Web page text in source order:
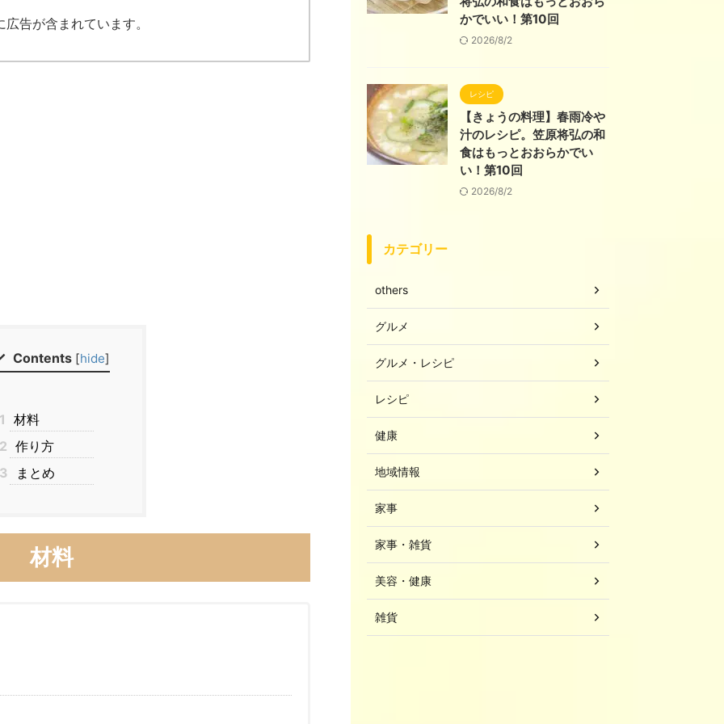
広告が含まれています。
Contents [hide]
1 材料
2 作り方
3
まとめ
材料
かでいい！第10回
2026/8/2
レシピ
【きょうの料理】春雨冷や
汁のレシピ。笠原将弘の和
食はもっとおおらかでい
い！第10回
2026/8/2
カテゴリー
others
グルメ
グルメ・レシピ
レシピ
健康
地域情報
家事
家事・雑貨
美容・健康
雑貨